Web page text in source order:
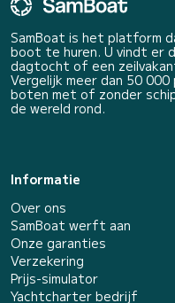
SamBoat is het platform
boot te huren. U vindt er
dagtocht of een
Vergelijk meer dan 50
boten met of zonder
de wereld rond.
Informatie
Over ons
SamBoat werft aan
Onze garanties
Verzekering
Prijs-simulator
Yachtcharter bedrijf